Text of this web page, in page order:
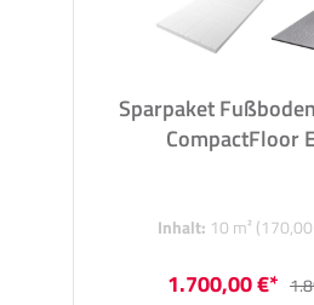
Sparpaket
CompactFloor
Inhalt: 10 m²
1.700,00 €*